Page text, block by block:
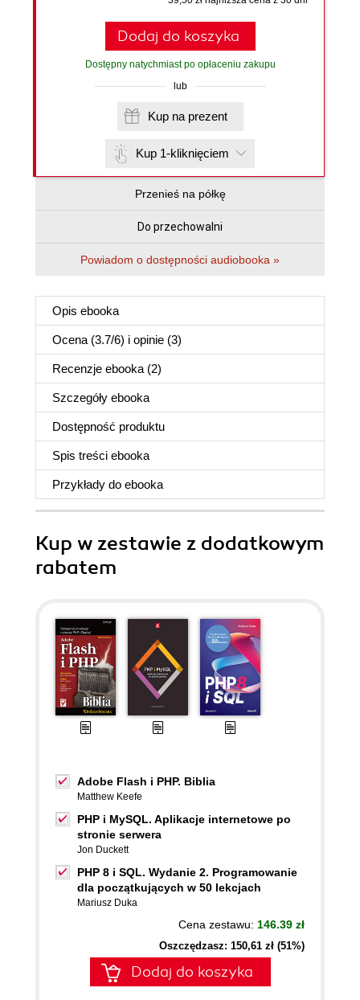
Dodaj do koszyka
Dostępny natychmiast po opłaceniu zakupu
lub
Kup na prezent
Kup 1-kliknięciem
Przenieś na półkę
Do przechowalni
Powiadom o dostępności audiobooka »
Opis ebooka
Ocena (3.7/6) i opinie (3)
Recenzje ebooka (2)
Szczegóły ebooka
Dostępność produktu
Spis treści ebooka
Przykłady do ebooka
Kup w zestawie z dodatkowym
rabatem
Adobe Flash i PHP. Biblia
Matthew Keefe
PHP i MySQL. Aplikacje internetowe po
stronie serwera
Jon Duckett
PHP 8 i SQL. Wydanie 2. Programowanie
dla początkujących w 50 lekcjach
Mariusz Duka
Cena zestawu: 146.39 zł
Oszczędzasz: 150,61 zł (51%)
Dodaj do koszyka